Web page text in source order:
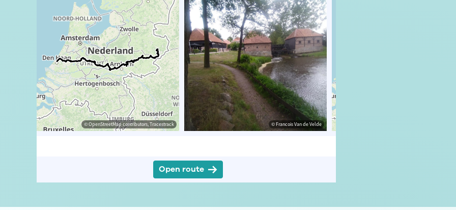
© OpenStreetMap contributors, Tracestrack © Francois Van de Velde
Open route